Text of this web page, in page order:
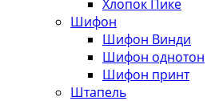
Хлопок Пике
Шифон
Шифон Винди
Шифон однотон
Шифон принт
Штапель